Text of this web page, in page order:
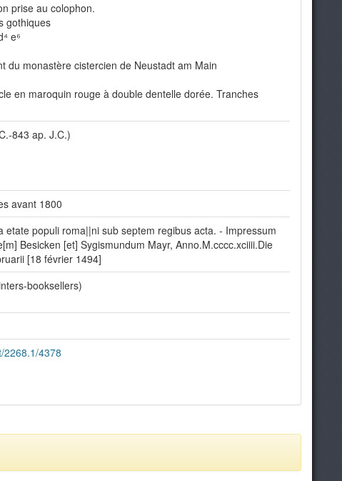
prise au colophon.
gothiques
e⁶
du monastère cistercien de Neustadt am Main
en maroquin rouge à double dentelle dorée. Tranches
843 ap. J.C.)
avant 1800
etate populi roma||ni sub septem regibus acta. - Impressum
Besicken [et] Sygismundum Mayr, Anno.M.cccc.xciiii.Die
[18 février 1494]
booksellers)
2268.1/4378